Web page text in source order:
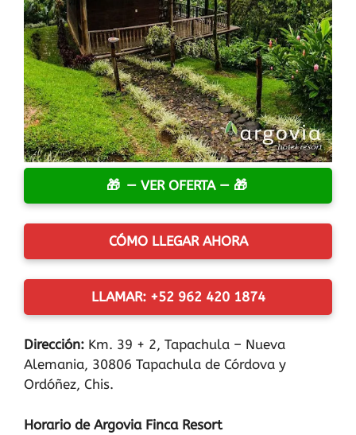
— VER OFERTA —
CÓMO LLEGAR AHORA
LLAMAR: +52 962 420 1874
Dirección: Km. 39 + 2, Tapachula – Nueva
Alemania, 30806 Tapachula de Córdova y
Ordóñez, Chis.
Horario de Argovia Finca Resort